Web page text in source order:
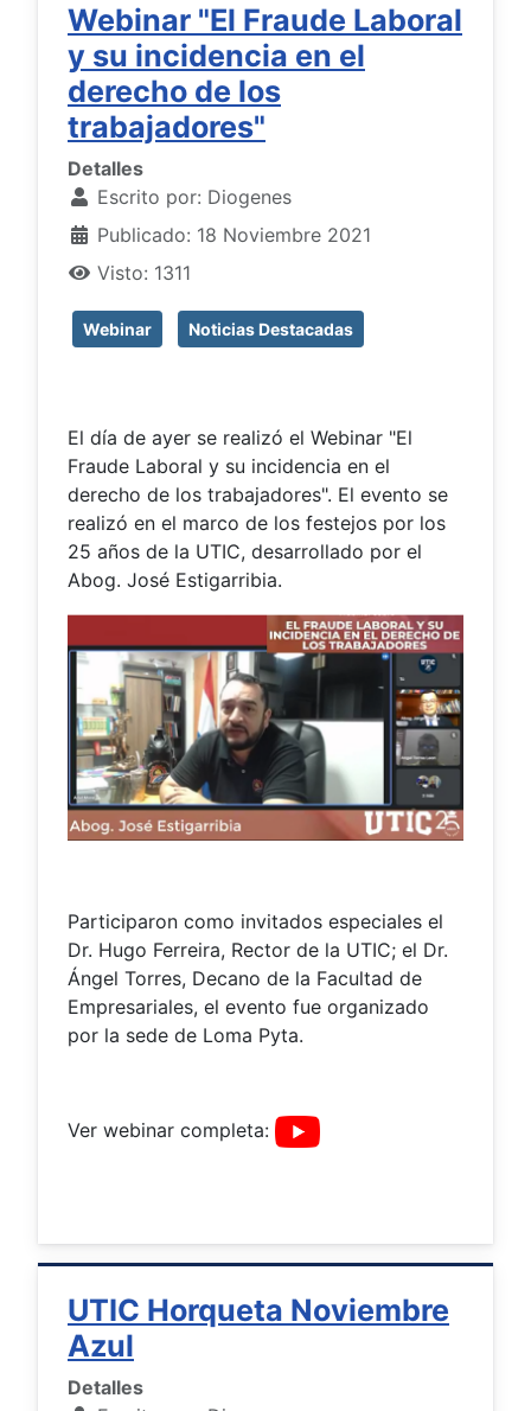
Webinar "El Fraude Laboral
y su incidencia en el
derecho de los
trabajadores"
Detalles
Escrito por: Diogenes
Publicado: 18 Noviembre 2021
Visto: 1311
Webinar Noticias Destacadas
El día de ayer se realizó el Webinar "El
Fraude Laboral y su incidencia en el
derecho de los trabajadores". El evento se
realizó en el marco de los festejos por los
25 años de la UTIC, desarrollado por el
Abog. José Estigarribia.
Participaron como invitados especiales el
Dr. Hugo Ferreira, Rector de la UTIC; el Dr.
Ángel Torres, Decano de la Facultad de
Empresariales, el evento fue organizado
por la sede de Loma Pyta.
Ver webinar completa:
UTIC Horqueta Noviembre
Azul
Detalles